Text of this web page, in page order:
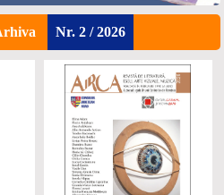
Nr. 2 / 2026